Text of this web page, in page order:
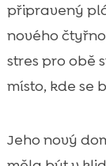
připravený
nového
stres pro obě
místo, kde se
Jeho nový